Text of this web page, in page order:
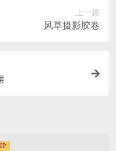
上一篇
风草摄影胶卷